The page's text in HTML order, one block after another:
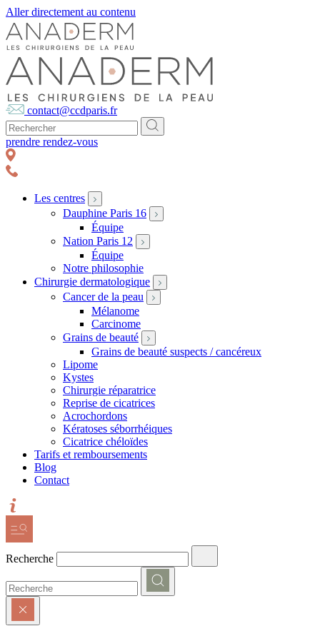
Aller directement au contenu
contact@ccdparis.fr
prendre rendez-vous
Les centres
Dauphine Paris 16
Équipe
Nation Paris 12
Équipe
Notre philosophie
Chirurgie dermatologique
Cancer de la peau
Mélanome
Carcinome
Grains de beauté
Grains de beauté suspects / cancéreux
Lipome
Kystes
Chirurgie réparatrice
Reprise de cicatrices
Acrochordons
Kératoses séborrhéiques
Cicatrice chéloïdes
Tarifs et remboursements
Blog
Contact
Recherche